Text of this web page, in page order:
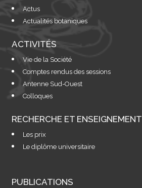
Actus
Actualités botaniques
ACTIVITÉS
Vie de la Société
Comptes rendus des sessions
Antenne Sud-Ouest
Colloques
RECHERCHE ET ENSEIGNEMENT
Les prix
Le diplôme universitaire
PUBLICATIONS